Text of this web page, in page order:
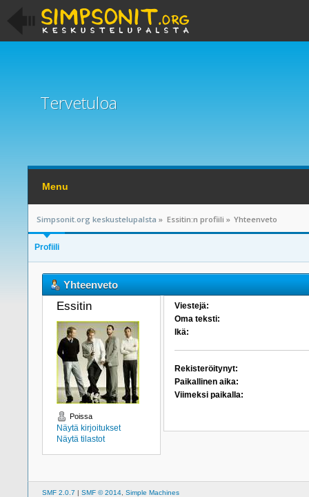
Tervetuloa
Menu
Simpsonit.org keskustelupalsta » Essitin:n profiili » Yhteenveto
Profiili
Yhteenveto
Essitin
Poissa
Näytä kirjoitukset
Näytä tilastot
Viestejä:
Oma teksti:
Ikä:
Rekisteröitynyt:
Paikallinen aika:
Viimeksi paikalla:
SMF 2.0.7 | SMF © 2014 Simple Machines